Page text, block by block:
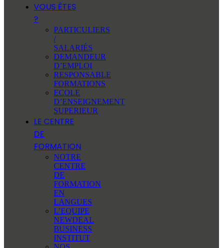
VOUS ÊTES
?
PARTICULIERS
/
SALARIÉS
DEMANDEUR
D’EMPLOI
RESPONSABLE
FORMATIONS
ECOLE
D’ENSEIGNEMENT
SUPERIEUR
LE CENTRE
DE
FORMATION
NOTRE
CENTRE
DE
FORMATION
EN
LANGUES
L’EQUIPE
NEWDEAL
BUSINESS
INSTITUT